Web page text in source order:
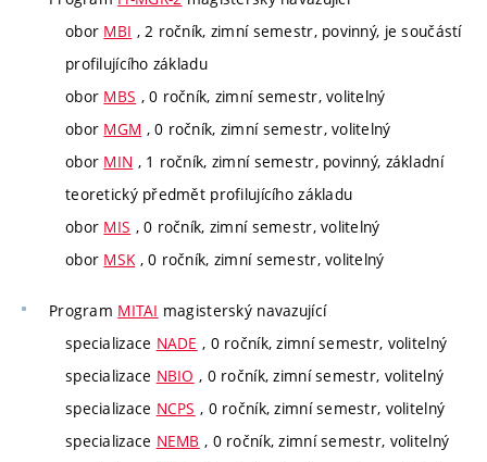
obor MBI , 2 ročník, zimní semestr, povinný, je součástí
profilujícího základu
obor MBS , 0 ročník, zimní semestr, volitelný
obor MGM , 0 ročník, zimní semestr, volitelný
obor MIN , 1 ročník, zimní semestr, povinný, základní
teoretický předmět profilujícího základu
obor MIS , 0 ročník, zimní semestr, volitelný
obor MSK , 0 ročník, zimní semestr, volitelný
Program MITAI magisterský navazující
specializace NADE , 0 ročník, zimní semestr, volitelný
specializace NBIO , 0 ročník, zimní semestr, volitelný
specializace NCPS , 0 ročník, zimní semestr, volitelný
specializace NEMB , 0 ročník, zimní semestr, volitelný